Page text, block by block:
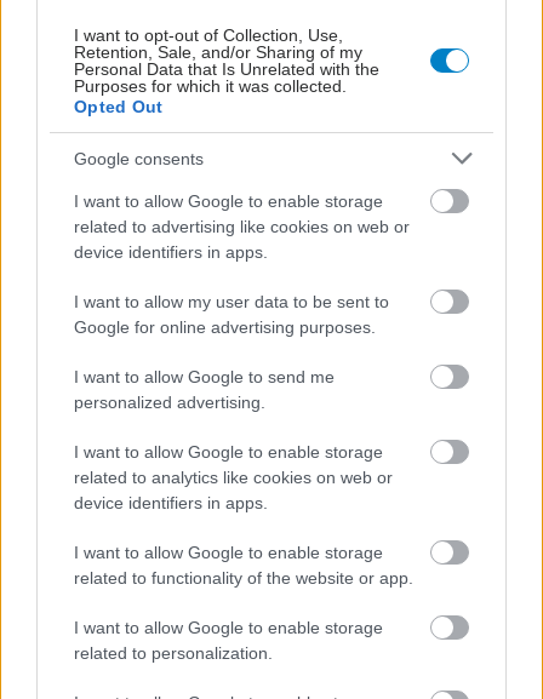
I want to opt-out of Collection, Use,
Retention, Sale, and/or Sharing of my
Personal Data that Is Unrelated with the
Purposes for which it was collected.
Opted Out
Google consents
I want to allow Google to enable storage
related to advertising like cookies on web or
device identifiers in apps.
I want to allow my user data to be sent to
Google for online advertising purposes.
I want to allow Google to send me
personalized advertising.
I want to allow Google to enable storage
related to analytics like cookies on web or
device identifiers in apps.
I want to allow Google to enable storage
related to functionality of the website or app.
I want to allow Google to enable storage
related to personalization.